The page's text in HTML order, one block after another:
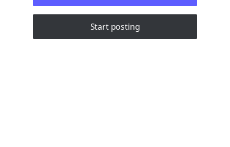
Start posting